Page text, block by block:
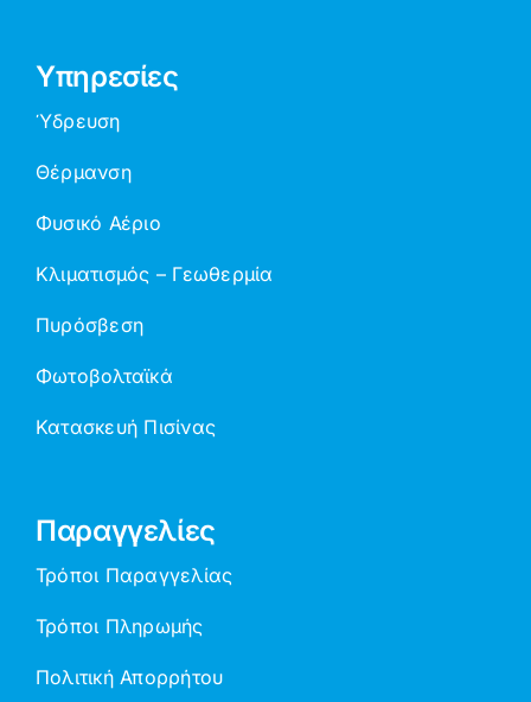
Υπηρεσίες
Ύδρευση
Θέρμανση
Φυσικό Αέριο
Κλιματισμός – Γεωθερμία
Πυρόσβεση
Φωτοβολταϊκά
Κατασκευή Πισίνας
Παραγγελίες
Τρόποι Παραγγελίας
Τρόποι Πληρωμής
Πολιτική Απορρήτου